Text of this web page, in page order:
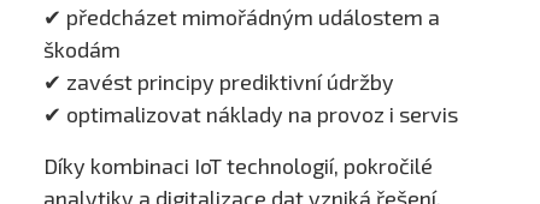
✔ předcházet mimořádným událostem a
škodám
✔ zavést principy prediktivní údržby
✔ optimalizovat náklady na provoz i servis
Díky kombinaci IoT technologií, pokročilé
analytiky a digitalizace dat vzniká řešení,